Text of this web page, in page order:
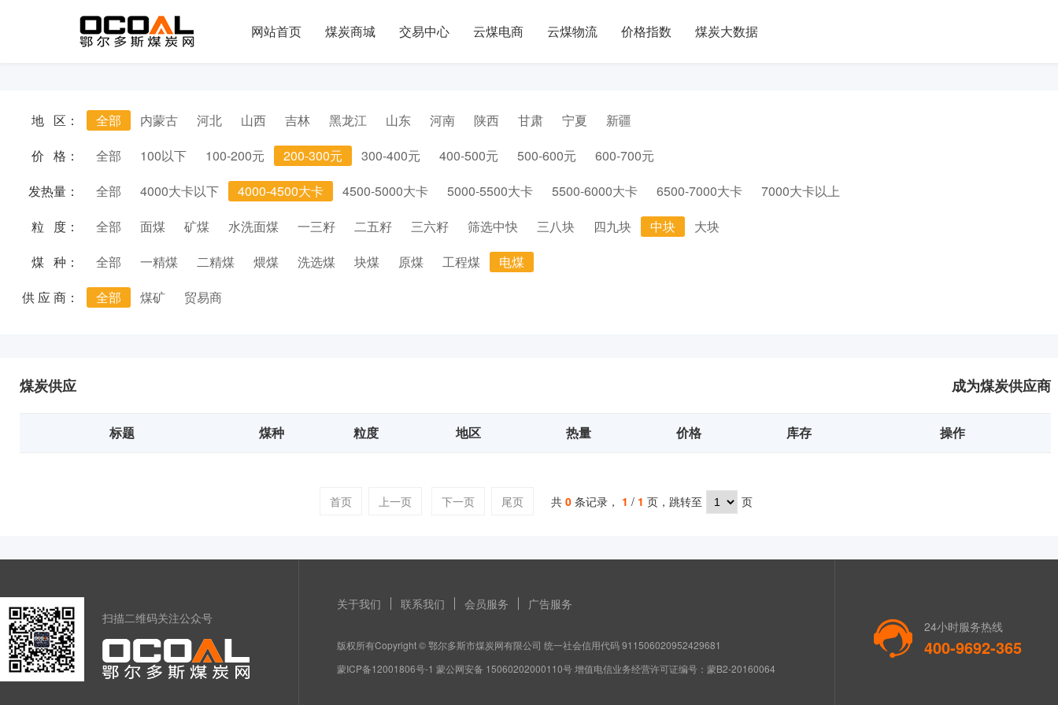
网站首页 煤炭商城 交易中心 云煤电商 云煤物流 价格指数 煤炭大数据
地 区： 全部 内蒙古 河北 山西 吉林 黑龙江 山东 河南 陕西 甘肃 宁夏
新疆
价 格：
全部 100以下 100-200元 200-300元 300-400元 400-500元 500-600元
600-700元
发热量：
全部 4000大卡以下 4000-4500大卡 4500-5000大卡 5000-5500大卡 5500-6000大卡 6500-7000大卡
7000大卡以上
粒 度：
全部 面煤 矿煤 水洗面煤 一三籽 二五籽 三六籽 筛选中快 三八块 四九块 中块
大块
煤 种：
全部 一精煤 二精煤 煨煤 洗选煤 块煤 原煤 工程煤
电煤
供 应 商：
全部 煤矿 贸易商
成为煤炭供应商
煤炭供应
标题 煤种 粒度 地区 热量 价格 库存 操作
首页 上一页 下一页 尾页 共 0 条记录， 1 / 1 页，跳转至 页
扫描二维码关注公众号
关于我们 联系我们 会员服务 广告服务
版权所有Copyright © 鄂尔多斯市煤炭网有限公司 统一社会信用代码 911506020952429681
蒙ICP备12001806号-1 蒙公网安备 15060202000110号 增值电信业务经营许可证编号：蒙B2-20160064
24小时服务热线
400-9692-365